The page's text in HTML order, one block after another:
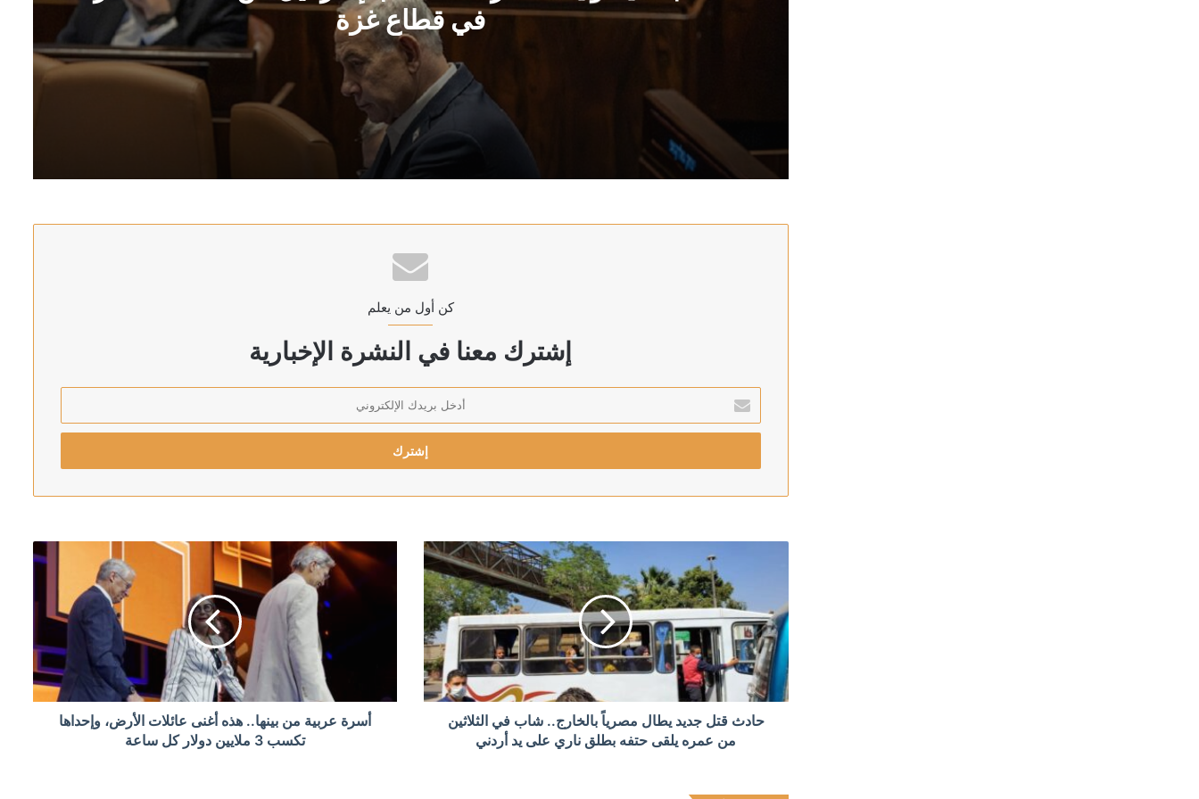
في قطاع غزة
منذ 10 ساعات
مكتب نتنياهو يحدد شرط انسحاب إسرائيل من الخط الأصفر في قطاع غزة
توقيف حاكم مصرف لبنان السابق رياض سلامة داخل مستشفى في جبل لبنان
أعطى موافقته.. محمد صلاح على أعتاب الاتحاد السعودي
منذ 11 ساعة
سروال قصير وموقف صاخب.. سيناتور أمريكي يخطف الأنظار في لقاء نتنياهو
الأردن.. عائلة نور برغل تحسم جدل مقتلها على يد شقيقها
كن أول من يعلم
إشترك معنا في النشرة الإخبارية
بريدك
الإلكتروني
حادث قتل جديد يطال مصرياً بالخارج.. شاب في الثلاثين
من عمره يلقى حتفه بطلق ناري على يد أردني
أسرة عربية من بينها.. هذه أغنى عائلات الأرض، وإحداها
تكسب 3 ملايين دولار كل ساعة